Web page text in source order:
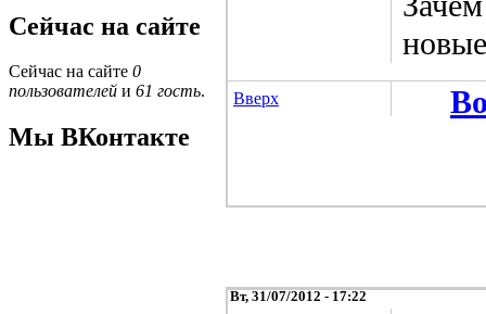
Сейчас на сайте
Сейчас на сайте 0
пользователей и 61 гость.
Мы ВКонтакте
Вверх
Вт, 31/07/2012 - 17:22